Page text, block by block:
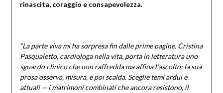
rinascita, coraggio e consapevolezza.
“La parte viva mi ha sorpresa fin dalle prime pagine. Cristina
Pasqualetto, cardiologa nella vita, porta in letteratura uno
sguardo clinico che non raffredda ma affina l’ascolto: la sua
prosa osserva, misura, e poi scalda. Sceglie temi ardui e
attuali — i matrimoni combinati che ancora resistono, il